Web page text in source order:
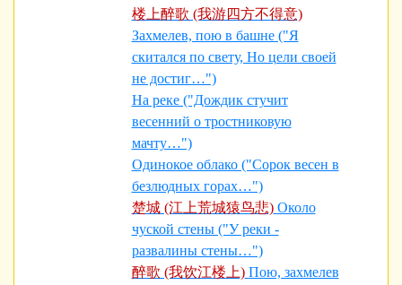
楼上醉歌 (我游四方不得意)
Захмелев, пою в башне ("Я
скитался по свету, Но цели своей
не достиг…")
На реке ("Дождик стучит
весенний о тростниковую
мачту…")
Одинокое облако ("Сорок весен в
безлюдных горах…")
楚城 (江上荒城猿鸟悲) Около
чуской стены ("У реки -
развалины стены…")
醉歌 (我饮江楼上) Пою, захмелев